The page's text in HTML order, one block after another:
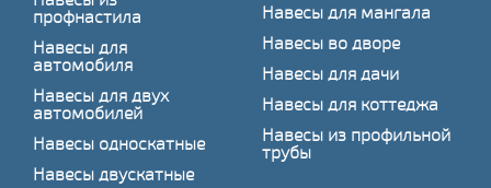
профнастила
Навесы для
автомобиля
Навесы для двух
автомобилей
Навесы односкатные
Навесы двускатные
Навесы для мангала
Навесы во дворе
Навесы для дачи
Навесы для коттеджа
Навесы из профильной
трубы